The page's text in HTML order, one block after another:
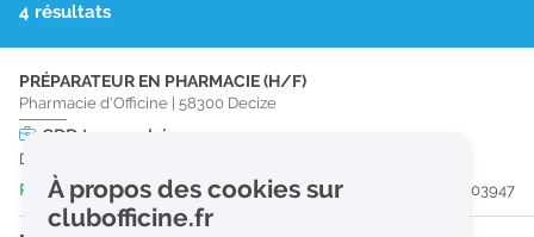
4 résultats
PRÉPARATEUR EN PHARMACIE (H/F)
Pharmacie d'Officine 58300 Decize
CDD temps plein
Du 23/08/26 au 18/09/26
Publiée il y a 6 jour(s)
#203947
À propos des cookies sur
clubofficine.fr